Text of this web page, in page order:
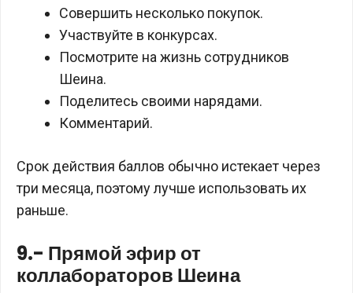
Совершить несколько покупок.
Участвуйте в конкурсах.
Посмотрите на жизнь сотрудников
Шеина.
Поделитесь своими нарядами.
Комментарий.
Срок действия баллов обычно истекает через
три месяца, поэтому лучше использовать их
раньше.
9.- Прямой эфир от
коллабораторов Шеина